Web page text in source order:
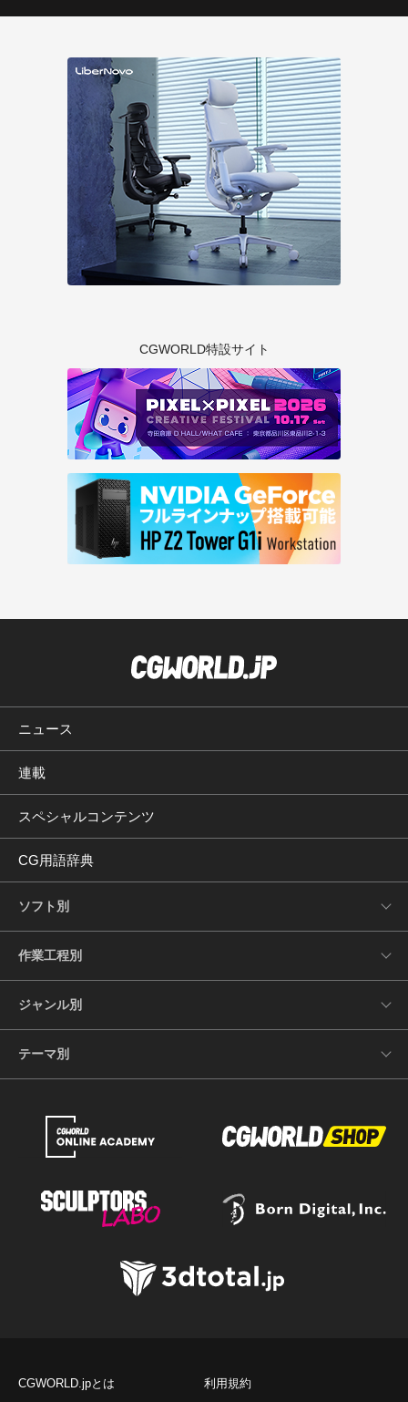
CGWORLD特設サイト
ニュース
連載
スペシャルコンテンツ
CG用語辞典
ソフト別
作業工程別
ジャンル別
テーマ別
CGWORLD.jpとは 利用規約